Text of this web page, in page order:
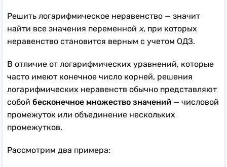
Решить логарифмическое неравенство — значит
найти все значения переменной x, при которых
неравенство становится верным с учетом ОДЗ.
В отличие от логарифмических уравнений, которые
часто имеют конечное число корней, решения
логарифмических неравенств обычно представляют
собой бесконечное множество значений — числовой
промежуток или объединение нескольких
промежутков.
Рассмотрим два примера: